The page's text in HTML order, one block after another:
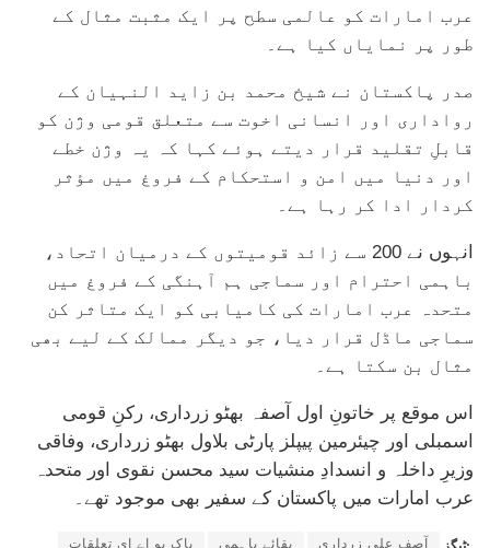
عرب امارات کو عالمی سطح پر ایک مثبت مثال کے
طور پر نمایاں کیا ہے۔
صدر پاکستان نے شیخ محمد بن زاید النہیان کے
رواداری اور انسانی اخوت سے متعلق قومی وژن کو
قابلِ تقلید قرار دیتے ہوئے کہا کہ یہ وژن خطے
اور دنیا میں امن و استحکام کے فروغ میں مؤثر
کردار ادا کر رہا ہے۔
انہوں نے 200 سے زائد قومیتوں کے درمیان اتحاد،
باہمی احترام اور سماجی ہم آہنگی کے فروغ میں
متحدہ عرب امارات کی کامیابی کو ایک متاثر کن
سماجی ماڈل قرار دیا، جو دیگر ممالک کے لیے بھی
مثال بن سکتا ہے۔
اس موقع پر خاتونِ اول آصفہ بھٹو زرداری، رکنِ قومی
اسمبلی اور چیئرمین پیپلز پارٹی بلاول بھٹو زرداری، وفاقی
وزیرِ داخلہ و انسدادِ منشیات سید محسن نقوی اور متحدہ
عرب امارات میں پاکستان کے سفیر بھی موجود تھے۔
آصف علی زرداری بقائے باہمی
پاک یو اے ای تعلقات